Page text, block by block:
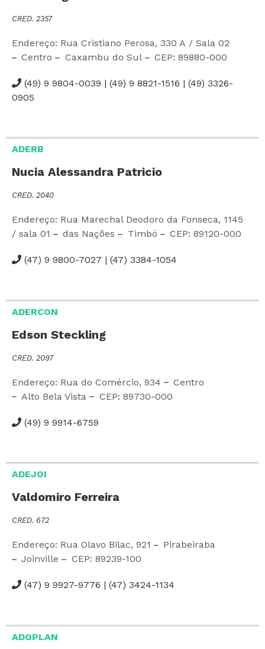
CRED. 2357
Endereço: Rua Cristiano Perosa, 330 A / Sala 02
Centro
Caxambu do Sul CEP: 89880-000
(49) 9 9804-0039 | (49) 9 8821-1516 | (49) 3326-
0905
ADERB
Nucia Alessandra Patricio
CRED. 2040
Endereço: Rua Marechal Deodoro da Fonseca, 1145
/ sala 01
das Nações Timbó CEP: 89120-000
(47) 9 9800-7027 | (47) 3384-1054
ADERCON
Edson Steckling
CRED. 2097
Endereço: Rua do Comércio, 934
Centro
Alto Bela Vista
CEP: 89730-000
(49) 9 9914-6759
ADEJOI
Valdomiro Ferreira
CRED. 672
Endereço: Rua Olavo Bilac, 921
Pirabeiraba
Joinville
CEP: 89239-100
(47) 9 9927-9776 | (47) 3424-1134
ADOPLAN